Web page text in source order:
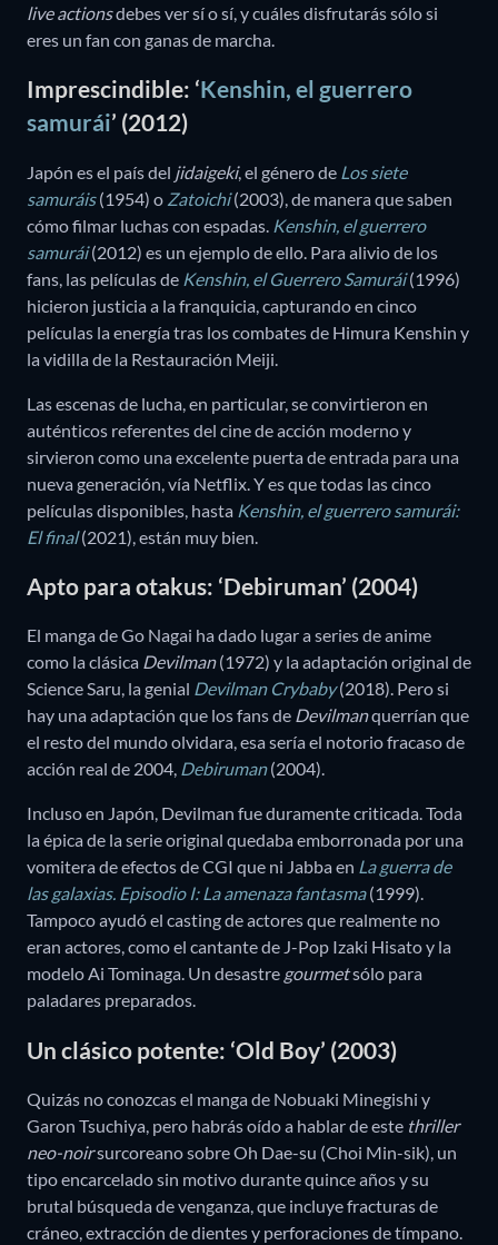
live actionsdebes ver sí o sí, y cuáles disfrutarás sólo si
eres un fan con ganas de marcha.
Imprescindible: ‘Kenshin, el guerrero
samurái’ (2012)
Japón es el país del jidaigeki, el género de Los siete
samuráis(1954) o Zatoichi(2003), de manera que saben
cómo filmar luchas con espadas. Kenshin, el guerrero
samurái(2012) es un ejemplo de ello. Para alivio de los
fans, las películas de Kenshin, el Guerrero Samurái(1996)
hicieron justicia a la franquicia, capturando en cinco
películas la energía tras los combates de Himura Kenshin y
la vidilla de la Restauración Meiji.
Las escenas de lucha, en particular, se convirtieron en
auténticos referentes del cine de acción moderno y
sirvieron como una excelente puerta de entrada para una
nueva generación, vía Netflix. Y es que todas las cinco
películas disponibles, hasta Kenshin, el guerrero samurái:
El final(2021), están muy bien.
Apto para otakus: ‘Debiruman’ (2004)
El manga de Go Nagai ha dado lugar a series de anime
como la clásica Devilman(1972) y la adaptación original de
Science Saru, la genial Devilman Crybaby(2018). Pero si
hay una adaptación que los fans de Devilmanquerrían que
el resto del mundo olvidara, esa sería el notorio fracaso de
acción real de 2004, Debiruman (2004).
Incluso en Japón, Devilman fue duramente criticada. Toda
la épica de la serie original quedaba emborronada por una
vomitera de efectos de CGI que ni Jabba en La guerra de
las galaxias. Episodio I: La amenaza fantasma(1999).
Tampoco ayudó el casting de actores que realmente no
eran actores, como el cantante de J-Pop Izaki Hisato y la
modelo Ai Tominaga. Un desastre gourmetsólo para
paladares preparados.
Un clásico potente: ‘Old Boy’ (2003)
Quizás no conozcas el manga de Nobuaki Minegishi y
Garon Tsuchiya, pero habrás oído a hablar de este thriller
neo-noirsurcoreano sobre Oh Dae-su (Choi Min-sik), un
tipo encarcelado sin motivo durante quince años y su
brutal búsqueda de venganza, que incluye fracturas de
cráneo, extracción de dientes y perforaciones de tímpano.